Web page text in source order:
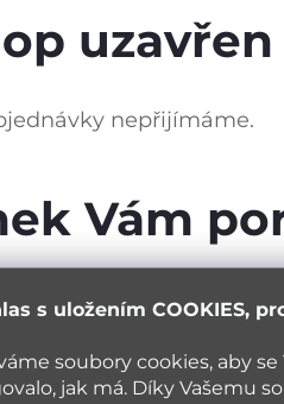
s uložením COOKIES,
soubory cookies, aby
jak má. Díky Vašemu
uzavřen
nepřijímáme.
Vám
s výběrem konkrétních
plena různých